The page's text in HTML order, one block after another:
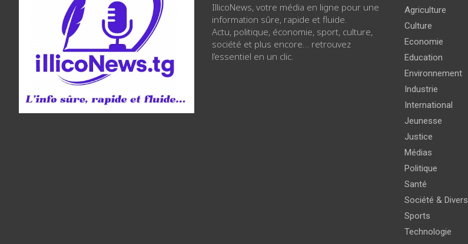
IllicoNews, votre média en ligne pour une
information sûre, rapide et fluide.
Actu, politique, économie, sport, culture,
société et plus encore… retrouvez
l’essentiel en un clic.
Agriculture
Culture
Economie
Education
Environnement
Industrie
International
Jeunesse
Justice
Médias
Politique
Santé
Société & Divers
Sports
Technologie